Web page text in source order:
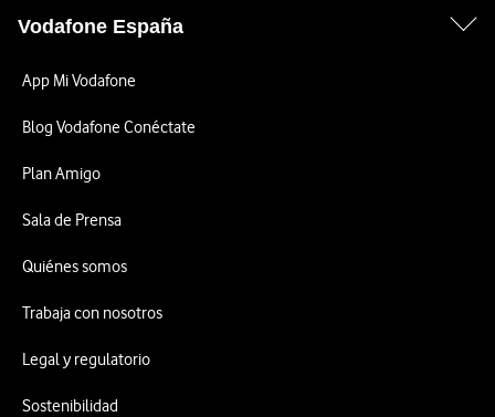
Vodafone España
App Mi Vodafone
Blog Vodafone Conéctate
Plan Amigo
Sala de Prensa
Quiénes somos
Trabaja con nosotros
Legal y regulatorio
Sostenibilidad